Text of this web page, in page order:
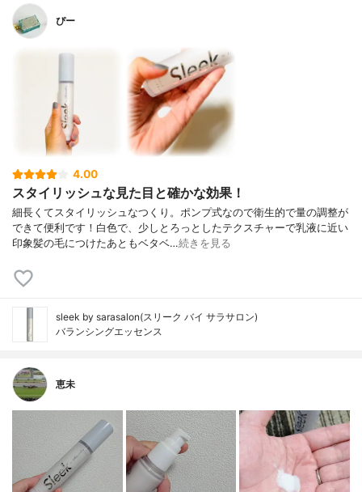
ぴー
4.00
スタイリッシュな見た目と確かな効果！
細長くてスタイリッシュなつくり。ポンプ式なので衛生的で量の調整が
できて便利です！⁡白色で、少しとろっとしたテクスチャーで乳液に近い
印象髪の毛につけたあともベタベ…続きを見る
sleek by sarasalon(スリーク バイ サラサロン)
バランシングエッセンス
恵未